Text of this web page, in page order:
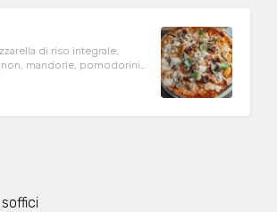
di riso integrale,
mandorle, pomodorini